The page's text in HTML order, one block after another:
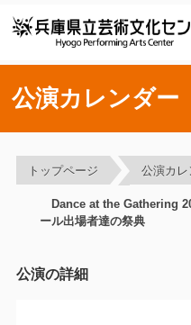
公演カレンダー
トップページ 公演カレ
Dance at the Gathering
ール出場者達の祭典
公演の詳細